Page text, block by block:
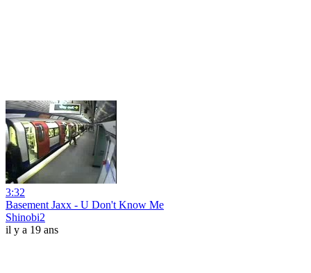
3:32
Basement Jaxx - U Don't Know Me
Shinobi2
il y a 19 ans